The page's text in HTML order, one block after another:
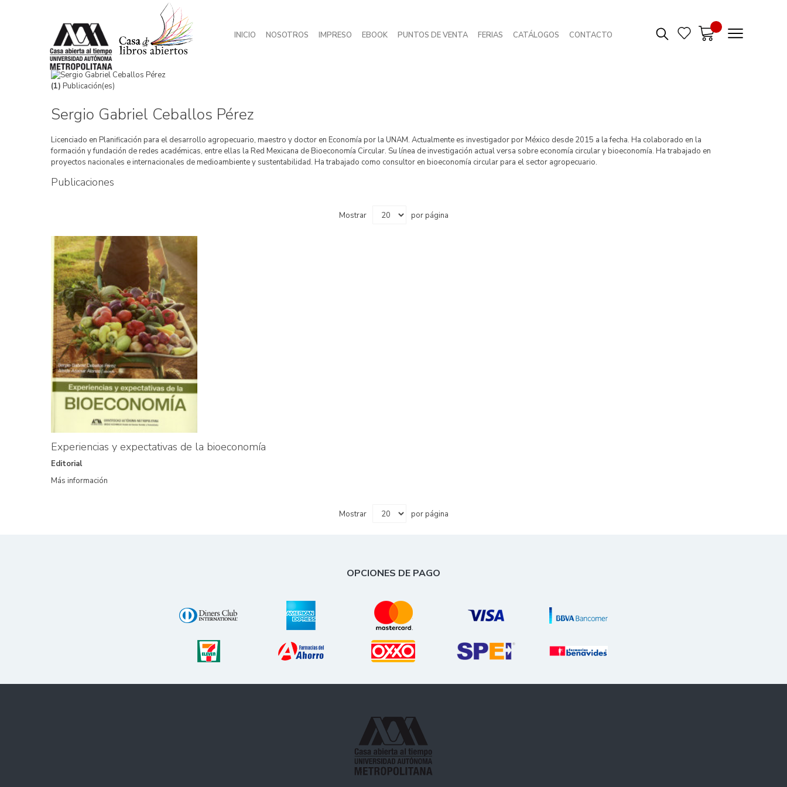
INICIO NOSOTROS IMPRESO EBOOK PUNTOS DE VENTA FERIAS CATÁLOGOS CONTACTO
(1) Publicación(es)
Sergio Gabriel Ceballos Pérez
Licenciado en Planificación para el desarrollo agropecuario, maestro y doctor en Economía por la UNAM. Actualmente es investigador por México desde 2015 a la fecha. Ha colaborado en la
formación y fundación de redes académicas, entre ellas la Red Mexicana de Bioeconomía Circular. Su línea de investigación actual versa sobre economía circular y bioeconomía. Ha trabajado en
proyectos nacionales e internacionales de medioambiente y sustentabilidad. Ha trabajado como consultor en bioeconomía circular para el sector agropecuario.
Publicaciones
Mostrar por página
Experiencias y expectativas de la bioeconomía
Editorial
Más información
Mostrar por página
OPCIONES DE PAGO